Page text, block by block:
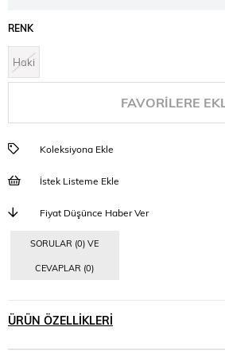
RENK
Haki
FAVORILERE
Koleksiyona Ekle
İstek Listeme Ekle
Fiyat Düşünce Haber Ver
SORULAR (0) VE
CEVAPLAR (0)
ÜRÜN ÖZELLIKLERI